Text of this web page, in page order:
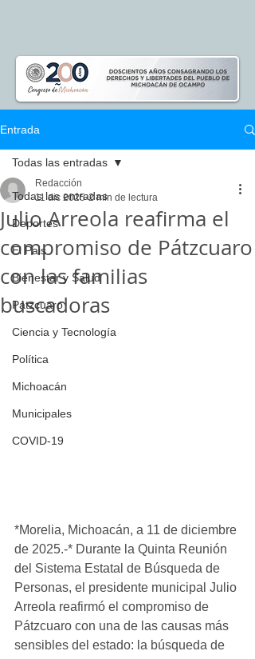
Entrada
Todas las entradas
Deportes
El Pais
Bienestar y Salud
Pátzcuaro
Ciencia y Tecnología
Política
Michoacán
Municipales
COVID-19
Todas las entradas
Julio Arreola reafirma el
compromiso de Pátzcuaro
con las familias
buscadoras
Redacción
11 dic 2025 2 min de lectura
*Morelia, Michoacán, a 11 de diciembre
de 2025.-* Durante la Quinta Reunión
del Sistema Estatal de Búsqueda de
Personas, el presidente municipal Julio
Arreola reafirmó el compromiso de
Pátzcuaro con una de las causas más
sensibles del estado: la búsqueda de